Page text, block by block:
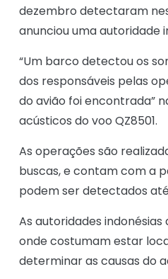
dezembro detectaram
anunciou uma autoridade
“Um barco detectou os
dos responsáveis pelas
do avião foi encontrada”
acústicos do voo QZ8501.
As operações são
buscas, e contam com a
podem ser detectados
As autoridades
onde costumam estar
determinar as causas do